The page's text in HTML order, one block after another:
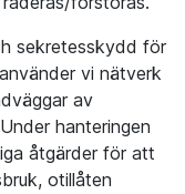
sekretesskydd för
vi nätverk
av
hanteringen
åtgärder för att
otillåten